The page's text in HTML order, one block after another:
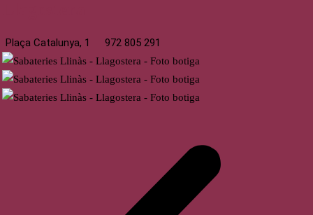
Plaça Catalunya, 1 972 805 291